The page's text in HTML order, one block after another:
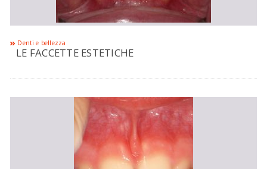
Denti e bellezza
LE FACCETTE ESTETICHE